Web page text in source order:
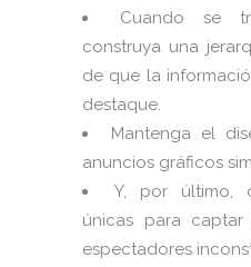
Cuando se
construya una
de que la
destaque.
Mantenga el
anuncios gráficos
Y, por último,
únicas para
espectadores